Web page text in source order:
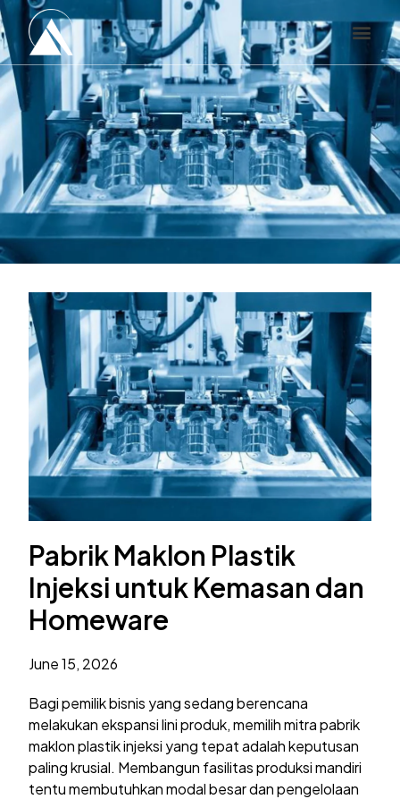
Pabrik Maklon Plastik
Injeksi untuk Kemasan dan
Homeware
June 15, 2026
Bagi pemilik bisnis yang sedang berencana
melakukan ekspansi lini produk, memilih mitra pabrik
maklon plastik injeksi yang tepat adalah keputusan
paling krusial. Membangun fasilitas produksi mandiri
tentu membutuhkan modal besar dan pengelolaan